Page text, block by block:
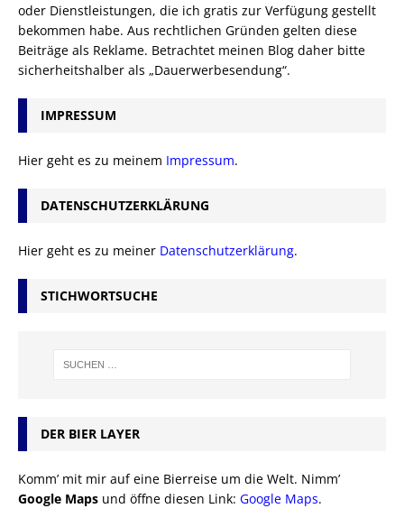
oder Dienstleistungen, die ich gratis zur Verfügung gestellt
bekommen habe. Aus rechtlichen Gründen gelten diese
Beiträge als Reklame. Betrachtet meinen Blog daher bitte
sicherheitshalber als „Dauerwerbesendung“.
IMPRESSUM
Hier geht es zu meinem Impressum.
DATENSCHUTZERKLÄRUNG
Hier geht es zu meiner Datenschutzerklärung.
STICHWORTSUCHE
DER BIER LAYER
Komm’ mit mir auf eine Bierreise um die Welt. Nimm’
Google Maps und öffne diesen Link: Google Maps.